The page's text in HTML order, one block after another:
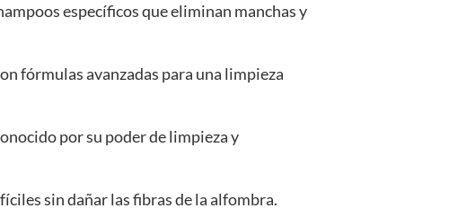
específicos que eliminan manchas y
fórmulas avanzadas para una limpieza
por su poder de limpieza y
sin dañar las fibras de la alfombra.